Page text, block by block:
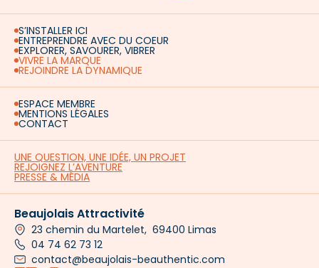
Beaujolais Attractivité
23 chemin du Martelet, 69400 Limas
04 74 62 73 12
contact@beaujolais-beauthentic.com
S’INSTALLER ICI
ENTREPRENDRE AVEC DU COEUR
EXPLORER, SAVOURER, VIBRER
VIVRE LA MARQUE
REJOINDRE LA DYNAMIQUE
ESPACE MEMBRE
MENTIONS LÉGALES
CONTACT
UNE QUESTION, UNE IDÉE, UN PROJET
REJOIGNEZ L’AVENTURE
PRESSE & MÉDIA